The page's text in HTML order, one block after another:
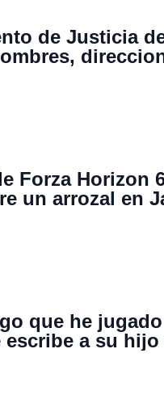
de Justicia
de
Forza Horizon
un arrozal en
entre los
que he
escribe a su
quests de